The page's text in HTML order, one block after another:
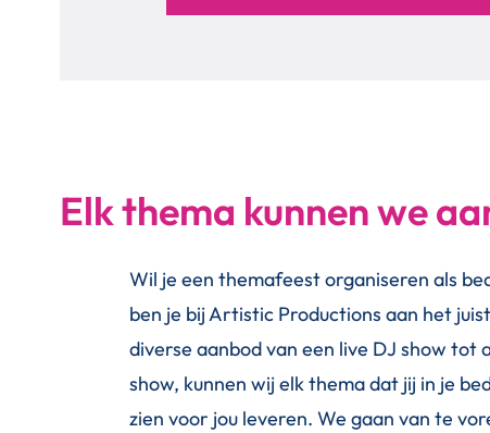
Elk thema kunnen we
Wil je een themafeest organiseren als
ben je bij Artistic Productions aan het
diverse aanbod van een live DJ show tot
show, kunnen wij elk thema dat jij in je
zien voor jou leveren. We gaan van te